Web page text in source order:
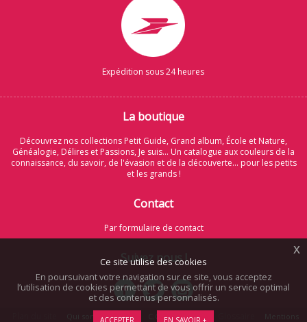
Ce site utilise des cookies
En poursuivant votre navigation sur ce site, vous acceptez
l’utilisation de cookies permettant de vous offrir un service optimal
et des contenus personnalisés.
ACCEPTER EN SAVOIR +
x
Expédition sous 24 heures
La boutique
Découvrez nos collections Petit Guide, Grand album, École et Nature,
Généalogie, Délires et Passions, Je suis... Un catalogue aux couleurs de la
connaissance, du savoir, de l'évasion et de la découverte... pour les petits
et les grands !
Contact
Par formulaire de contact
Suivez nous !
Qui sommes-nous ? C.G.V. Cookies